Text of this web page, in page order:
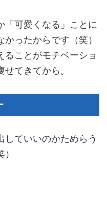
「可愛くなる」ことに
ったからです（笑）
ることがモチベーショ
てきてから。
していいのかためらう